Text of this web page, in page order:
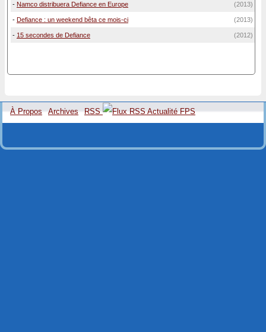
- Namco distribuera Defiance en Europe (2013)
- Defiance : un weekend bêta ce mois-ci (2013)
- 15 secondes de Defiance (2012)
À Propos Archives RSS